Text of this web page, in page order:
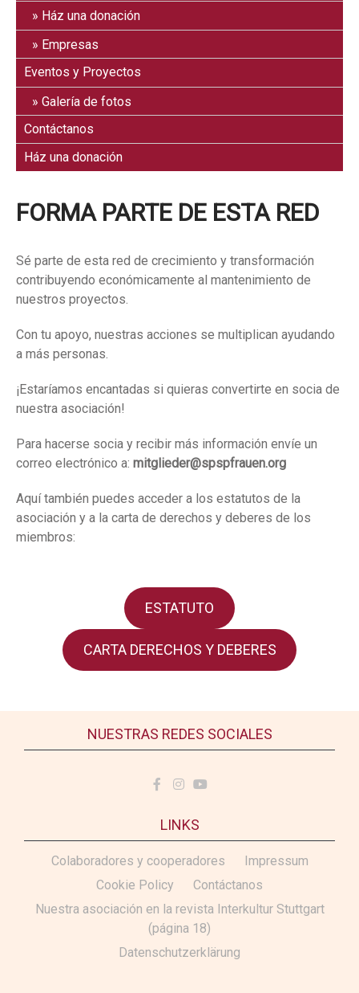
Ház una donación
Empresas
Eventos y Proyectos
Galería de fotos
Contáctanos
Ház una donación
FORMA PARTE DE ESTA RED
Sé parte de esta red de crecimiento y transformación
contribuyendo económicamente al mantenimiento de
nuestros proyectos.
Con tu apoyo, nuestras acciones se multiplican ayudando
a más personas.
¡Estaríamos encantadas si quieras convertirte en socia de
nuestra asociación!
Para hacerse socia y recibir más información envíe un
correo electrónico a: mitglieder@spspfrauen.org
Aquí también puedes acceder a los estatutos de la
asociación y a la carta de derechos y deberes de los
miembros:
ESTATUTO
CARTA DERECHOS Y DEBERES
NUESTRAS REDES SOCIALES
LINKS
Colaboradores y cooperadores
Impressum
Cookie Policy
Contáctanos
Nuestra asociación en la revista Interkultur Stuttgart
(página 18)
Datenschutzerklärung